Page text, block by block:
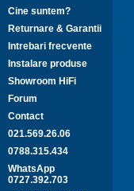
Cine suntem?
Returnare & Garantii
Intrebari frecvente
Instalare produse
Showroom HiFi
Forum
Contact
021.569.26.06
0788.315.434
WhatsApp
0727.392.703